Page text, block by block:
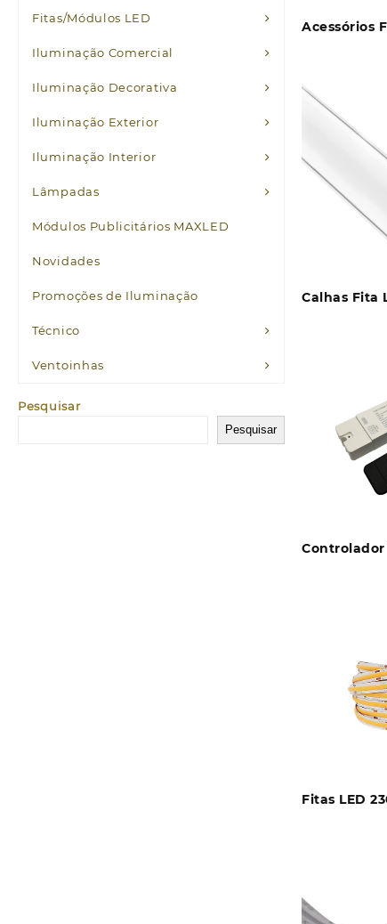
Fitas/Módulos LED
Iluminação Comercial
Iluminação Decorativa
Iluminação Exterior
Iluminação Interior
Lâmpadas
Módulos Publicitários MAXLED
Novidades
Promoções de Iluminação
Técnico
Ventoinhas
Pesquisar
Pesquisar
Acessórios
Calhas Fita
Controlador
Fitas LED